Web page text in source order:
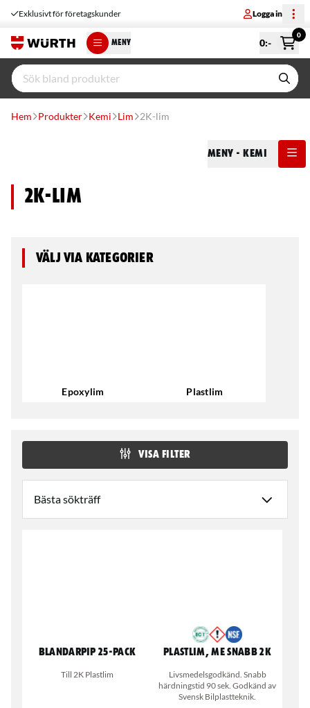
Exklusivt för företagskunder Logga in
MENY 0:-
0
Hem Produkter Kemi Lim 2K-lim
Meny - Kemi
2K-lim
Välj via kategorier
Epoxylim Plastlim
VISA FILTER
Blandarpip 25-pack
Till 2K Plastlim
Plastlim, ME Snabb 2K
Livsmedelsgodkänd. Snabb
härdningstid 90 sek. Godkänd av
Svensk Bilplastteknik.